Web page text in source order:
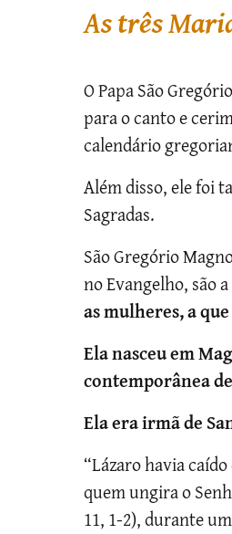
As três
O Papa São
para o canto e
calendário
Além disso, ele foi
Sagradas.
São Gregório
no Evangelho, são
as mulheres, a
Ela nasceu em
contemporânea
Ela era irmã de
“Lázaro havia
quem ungira o
11, 1-2), durante